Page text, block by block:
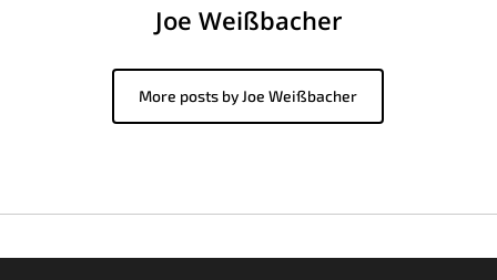
Joe Weißbacher
More posts by Joe Weißbacher